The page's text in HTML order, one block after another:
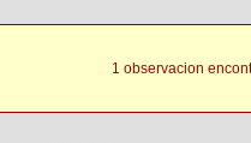
1 observacion